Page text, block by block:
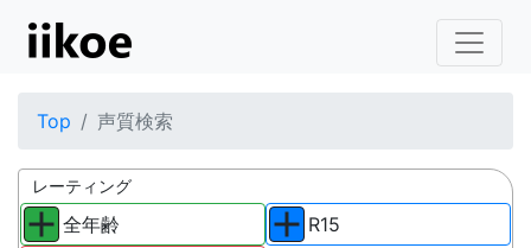
Top 声質検索
レーティング
全年齢
R15